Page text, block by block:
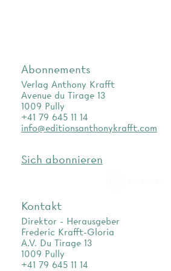
Abonnements
Verlag Anthony Krafft
Avenue du Tirage 13
1009 Pully
+41 79 645 11 14
info@editionsanthonykrafft.com
Sich abonnieren
Kontakt
Direktor - Herausgeber
Frederic Krafft-Gloria
A.V. Du Tirage 13
1009 Pully
+41 79 645 11 14